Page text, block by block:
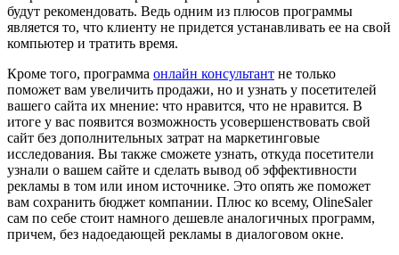
будут рекомендовать. Ведь одним из плюсов программы
является то, что клиенту не придется устанавливать ее на свой
компьютер и тратить время.
Кроме того, программа онлайн консультант не только
поможет вам увеличить продажи, но и узнать у посетителей
вашего сайта их мнение: что нравится, что не нравится. В
итоге у вас появится возможность усовершенствовать свой
сайт без дополнительных затрат на маркетинговые
исследования. Вы также сможете узнать, откуда посетители
узнали о вашем сайте и сделать вывод об эффективности
рекламы в том или ином источнике. Это опять же поможет
вам сохранить бюджет компании. Плюс ко всему, OlineSaler
сам по себе стоит намного дешевле аналогичных программ,
причем, без надоедающей рекламы в диалоговом окне.